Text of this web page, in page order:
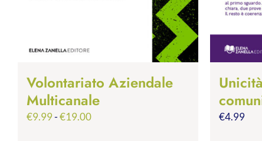
Volontariato Aziendale
Multicanale
€9.99-€19.00Fascia
€4.99